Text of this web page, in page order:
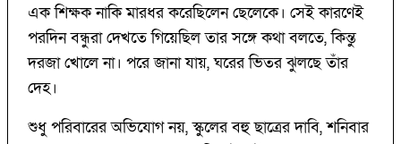
এক শিক্ষক নাকি মারধর করেছিলেন ছেলেকে। সেই কারণেই
পরদিন বন্ধুরা দেখতে গিয়েছিল তার সঙ্গে কথা বলতে, কিন্তু
দরজা খোলে না। পরে জানা যায়, ঘরের ভিতর ঝুলছে তাঁর
দেহ।
শুধু পরিবারের অভিযোগ নয়, স্কুলের বহু ছাত্রের দাবি, শনিবার